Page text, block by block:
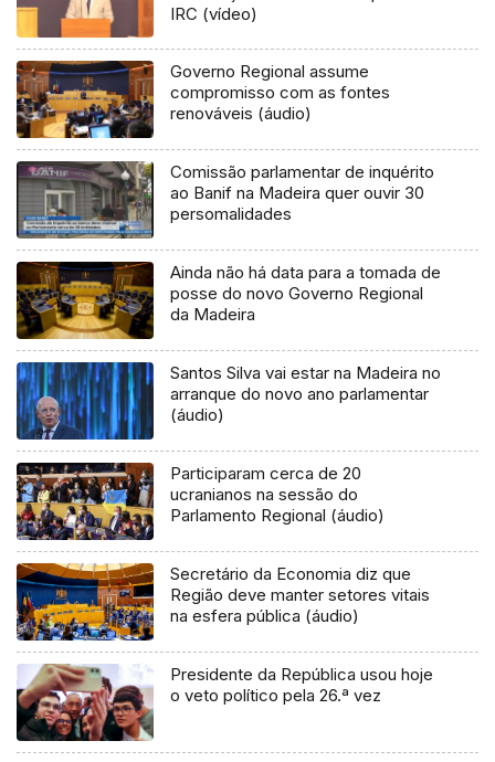
IRC (vídeo)
Governo Regional assume
compromisso com as fontes
renováveis (áudio)
Comissão parlamentar de inquérito
ao Banif na Madeira quer ouvir 30
persomalidades
Ainda não há data para a tomada de
posse do novo Governo Regional
da Madeira
Santos Silva vai estar na Madeira no
arranque do novo ano parlamentar
(áudio)
Participaram cerca de 20
ucranianos na sessão do
Parlamento Regional (áudio)
Secretário da Economia diz que
Região deve manter setores vitais
na esfera pública (áudio)
Presidente da República usou hoje
o veto político pela 26.ª vez